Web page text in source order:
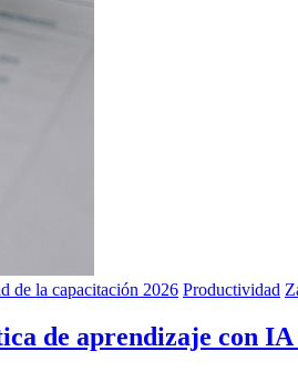
de la capacitación 2026 Productividad
de aprendizaje con IA